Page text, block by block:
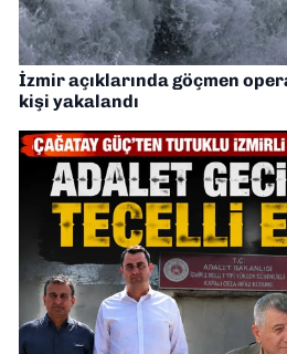
İzmir açıklarında göçmen
kişi yakalandı